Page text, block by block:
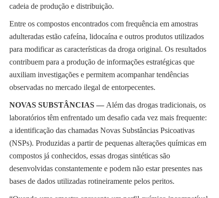
cadeia de produção e distribuição.
Entre os compostos encontrados com frequência em amostras
adulteradas estão cafeína, lidocaína e outros produtos utilizados
para modificar as características da droga original. Os resultados
contribuem para a produção de informações estratégicas que
auxiliam investigações e permitem acompanhar tendências
observadas no mercado ilegal de entorpecentes.
NOVAS SUBSTÂNCIAS — Além das drogas tradicionais, os
laboratórios têm enfrentado um desafio cada vez mais frequente:
a identificação das chamadas Novas Substâncias Psicoativas
(NSPs). Produzidas a partir de pequenas alterações químicas em
compostos já conhecidos, essas drogas sintéticas são
desenvolvidas constantemente e podem não estar presentes nas
bases de dados utilizadas rotineiramente pelos peritos.